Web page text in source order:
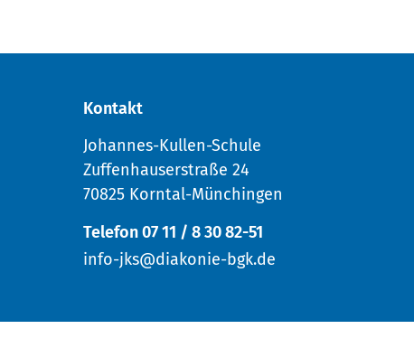
Kontakt
Johannes-Kullen-Schule
Zuffenhauserstraße 24
70825 Korntal-Münchingen
Telefon 07 11 / 8 30 82-51
info-jks@diakonie-bgk.de